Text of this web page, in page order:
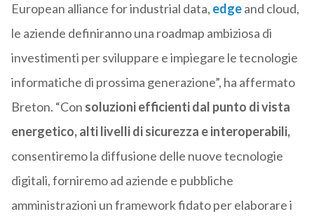
European alliance for industrial data, edgeand cloud,
le aziende definiranno una roadmap ambiziosa di
investimenti per sviluppare e impiegare le tecnologie
informatiche di prossima generazione”, ha affermato
Breton. “Con soluzioni efficienti dal punto di vista
energetico, alti livelli di sicurezza e interoperabili,
consentiremo la diffusione delle nuove tecnologie
digitali, forniremo ad aziende e pubbliche
amministrazioni un framework fidato per elaborare i